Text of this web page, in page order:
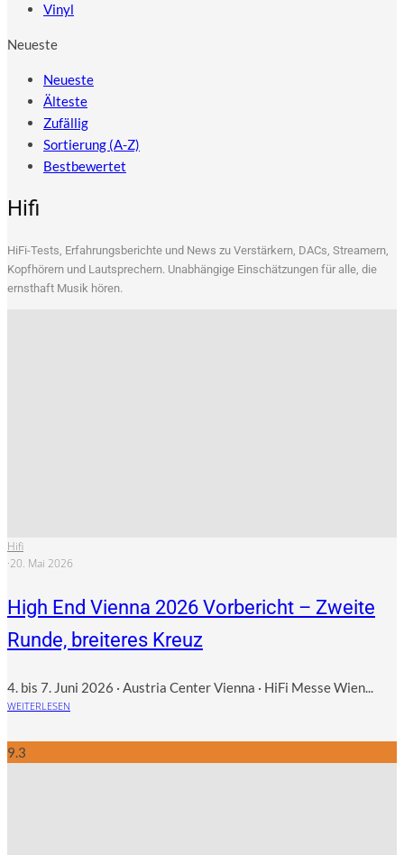
Vinyl
Neueste
Neueste
Älteste
Zufällig
Sortierung (A-Z)
Bestbewertet
Hifi
HiFi-Tests, Erfah­rungs­be­rich­te und News zu Ver­stär­kern, DACs, Strea­mern,
Kopf­hö­rern und Laut­spre­chern. Unab­hän­gi­ge Ein­schät­zun­gen für alle, die
ernst­haft Musik hören.
Hifi
·20. Mai 2026
High End Vienna 2026 Vorbericht – Zweite
Runde, breiteres Kreuz
4. bis 7. Juni 2026 · Austria Center Vienna · HiFi Messe Wien...
WEITERLESEN
9.3